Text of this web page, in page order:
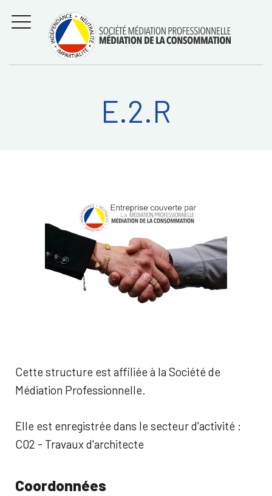
Régler les litiges
entre
consommateurs et
professionnels avec
la médiation de la
consommation
MENU
E.2.R
Cette structure est affiliée à la Société de
Médiation Professionnelle.
Elle est enregistrée dans le secteur d'activité :
C02 - Travaux d'architecte
Coordonnées